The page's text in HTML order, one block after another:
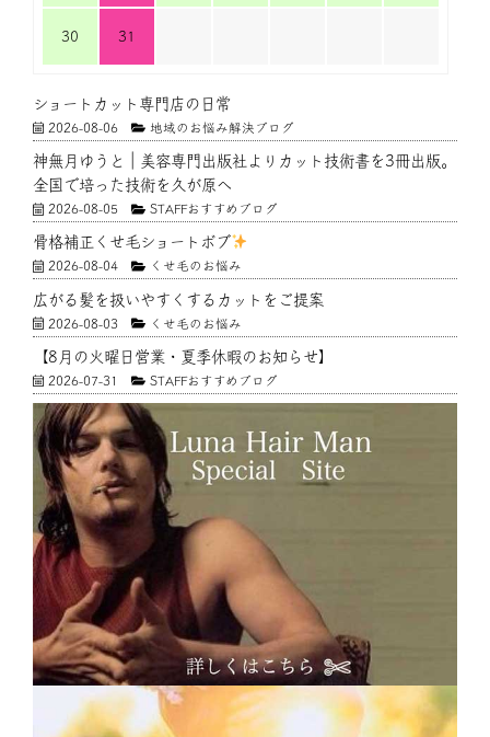
30 31
ショートカット専門店の日常
2026-08-06 地域のお悩み解決ブログ
神無月ゆうと｜美容専門出版社よりカット技術書を3冊出版。
全国で培った技術を久が原へ
2026-08-05 STAFFおすすめブログ
骨格補正くせ毛ショートボブ
2026-08-04 くせ毛のお悩み
広がる髪を扱いやすくするカットをご提案
2026-08-03 くせ毛のお悩み
【8月の火曜日営業・夏季休暇のお知らせ】
2026-07-31 STAFFおすすめブログ